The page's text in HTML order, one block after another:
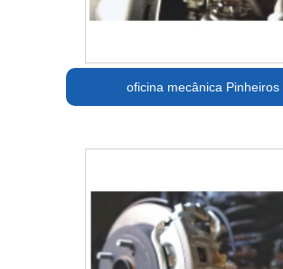
oficina mecânica Pinheiros